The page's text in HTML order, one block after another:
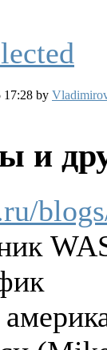
17:28 by
и